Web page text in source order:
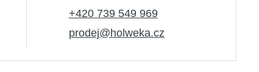
+420 739 549 969
prodej@holweka.cz